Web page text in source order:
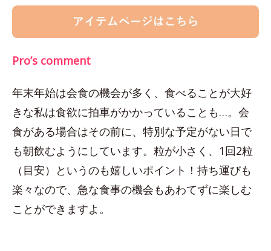
Pro’s comment
年末年始は会食の機会が多く、食べることが大好
きな私は食欲に拍車がかかっていることも…。会
食がある場合はその前に、特別な予定がない日で
も朝飲むようにしています。粒が小さく、1回2粒
（目安）というのも嬉しいポイント！持ち運びも
楽々なので、急な食事の機会もあわてずに楽しむ
ことができますよ。